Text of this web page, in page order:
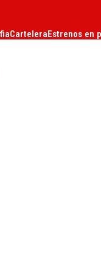
CarteleraEstrenos en